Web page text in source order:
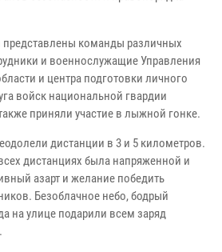
команды различных
и военнослужащие Управления
и центра подготовки личного
войск национальной гвардии
приняли участие в лыжной гонке.
дистанции в 3 и 5 километров.
дистанциях была напряженной и
азарт и желание победить
Безоблачное небо, бодрый
на улице подарили всем заряд